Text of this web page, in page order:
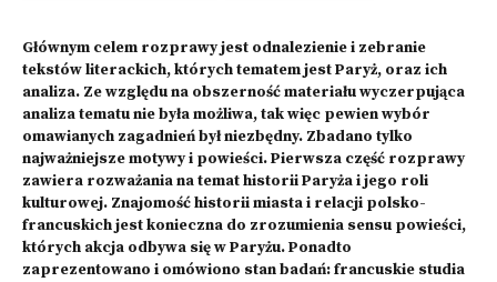
Głównym celem rozprawy jest odnalezienie i zebranie
tekstów literackich, których tematem jest Paryż, oraz ich
analiza. Ze względu na obszerność materiału wyczerpująca
analiza tematu nie była możliwa, tak więc pewien wybór
omawianych zagadnień był niezbędny. Zbadano tylko
najważniejsze motywy i powieści. Pierwsza część rozprawy
zawiera rozważania na temat historii Paryża i jego roli
kulturowej. Znajomość historii miasta i relacji polsko-
francuskich jest konieczna do zrozumienia sensu powieści,
których akcja odbywa się w Paryżu. Ponadto
zaprezentowano i omówiono stan badań: francuskie studia